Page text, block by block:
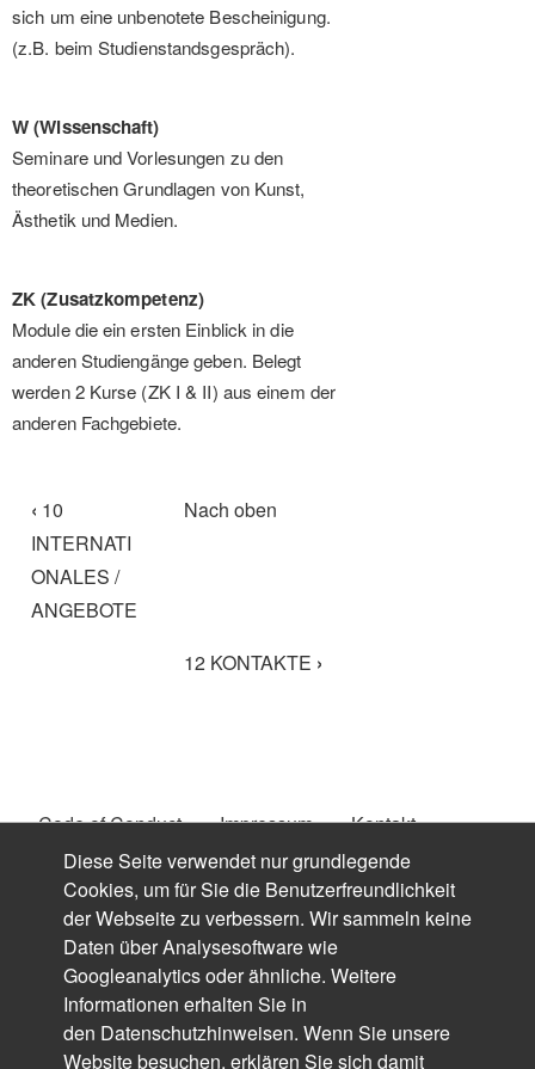
sich um eine unbenotete Bescheinigung.
(z.B. beim Studienstandsgespräch).
W (Wissenschaft)
Seminare und Vorlesungen zu den
theoretischen Grundlagen von Kunst,
Ästhetik und Medien.
ZK (Zusatzkompetenz)
Module die ein ersten Einblick in die
anderen Studiengänge geben. Belegt
werden 2 Kurse (ZK I & II) aus einem der
anderen Fachgebiete.
Links
für
das
GLOSSAR
‹ 10
INTERNATI
ONALES /
ANGEBOTE
Nach oben
12 KONTAKTE ›
Fußzeilenmenü
Code of Conduct Impressum Kontakt
Datenschutz Downloads Suche Login
Login mit FH-Kennung
Diese Seite verwendet nur grundlegende
Cookies, um für Sie die Benutzerfreundlichkeit
der Webseite zu verbessern. Wir sammeln keine
Daten über Analysesoftware wie
Googleanalytics oder ähnliche. Weitere
Informationen erhalten Sie in
den Datenschutzhinweisen. Wenn Sie unsere
Website besuchen, erklären Sie sich damit